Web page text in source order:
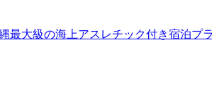
最大級の海上アスレチック付き宿泊プ